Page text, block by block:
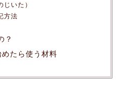
じいた）
方法
？
たら使う材料